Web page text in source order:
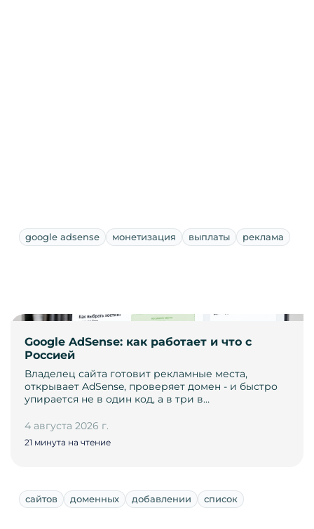
google adsense монетизация выплаты реклама
Google AdSense: как работает и что с
Россией
Владелец сайта готовит рекламные места,
открывает AdSense, проверяет домен - и быстро
упирается не в один код, а в три в…
4 августа 2026 г.
21 минута на чтение
сайтов доменных добавлении список